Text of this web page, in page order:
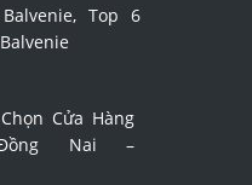
Top 6
Cửa Hàng
Nai –